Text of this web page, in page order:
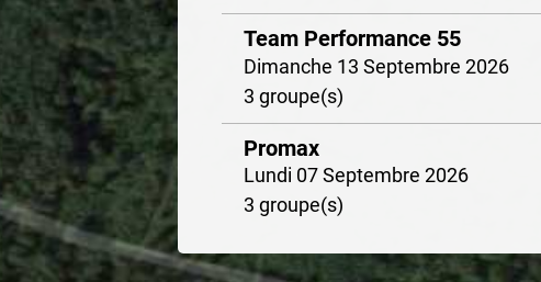
Team Performance 55
Dimanche 13 Septembre 2026
3 groupe(s)
Promax
Lundi 07 Septembre 2026
3 groupe(s)